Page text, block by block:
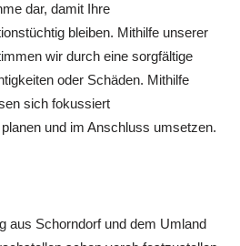
dar, damit Ihre
bleiben. Mithilfe unserer
wir durch eine sorgfältige
oder Schäden. Mithilfe
sich fokussiert
und im Anschluss umsetzen.
aus Schorndorf und dem Umland